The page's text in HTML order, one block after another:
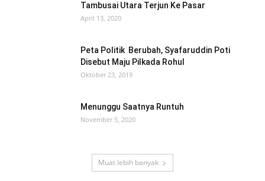
Tambusai Utara Terjun Ke Pasar
April 13, 2020
Peta Politik Berubah, Syafaruddin Poti
Disebut Maju Pilkada Rohul
Oktober 23, 2019
Menunggu Saatnya Runtuh
November 5, 2020
Muat lebih banyak